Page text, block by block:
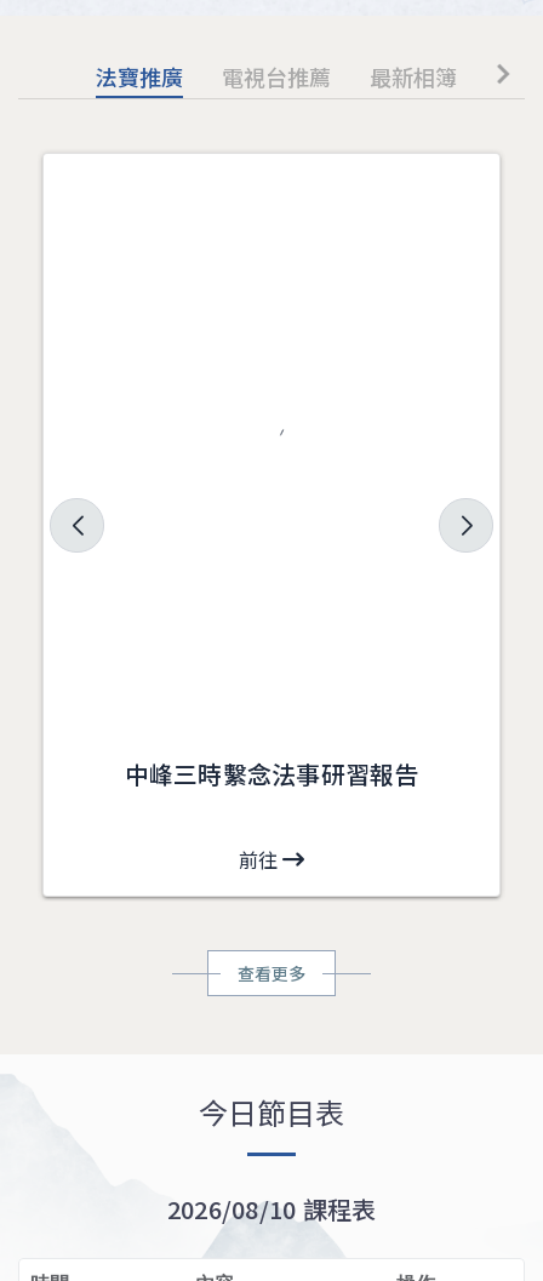
法寶推廣 電視台推薦 最新相簿 影
chevron_right
中峰三時繫念法事研習報告
前往
查看更多
今日節目表
2026/08/10 課程表